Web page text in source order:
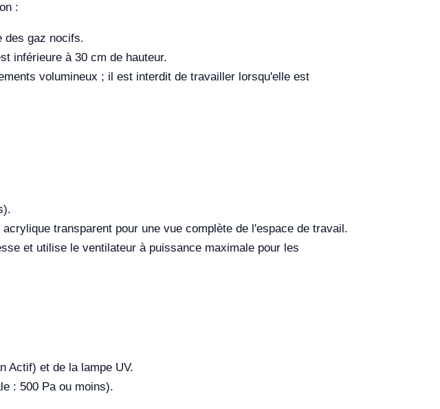
:
des gaz nocifs.
inférieure à 30 cm de hauteur.
volumineux ; il est interdit de travailler lorsqu'elle est
transparent pour une vue complète de l'espace de travail.
et utilise le ventilateur à puissance maximale pour les
Actif) et de la lampe UV.
: 500 Pa ou moins).